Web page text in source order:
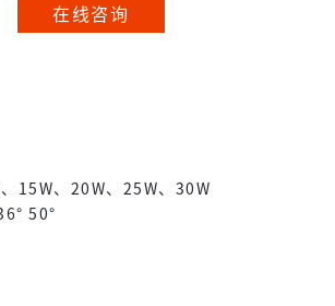
在线咨询
15W、20W、25W、30W
50°